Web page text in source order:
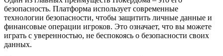
безопасность. Платформа использует современные
технологии безопасности, чтобы защитить личные данные и
финансовые операции игроков. Это означает, что вы можете
играть с уверенностью, не беспокоясь о безопасности своих
данных.